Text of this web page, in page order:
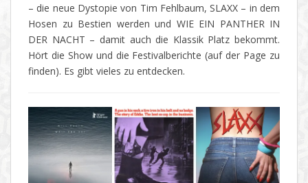
– die neue Dystopie von Tim Fehlbaum, SLAXX – in dem
Hosen zu Bestien werden und WIE EIN PANTHER IN
DER NACHT – damit auch die Klassik Platz bekommt.
Hört die Show und die Festivalberichte (auf der Page zu
finden). Es gibt vieles zu entdecken.